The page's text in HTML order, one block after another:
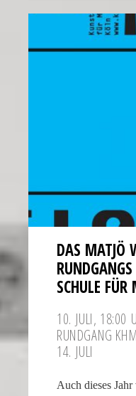
DAS MATJÖ
SCHULE
10. JULI, 18:00
RUNDGANG
14. JULI
Auch dieses